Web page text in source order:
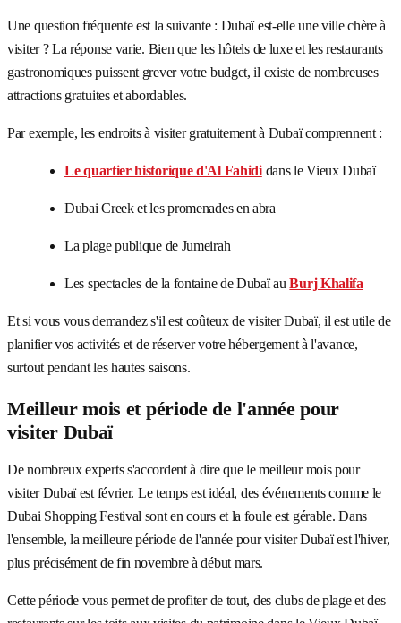
Une question fréquente est la suivante : Dubaï est-elle une ville chère à
visiter ? La réponse varie. Bien que les hôtels de luxe et les restaurants
gastronomiques puissent grever votre budget, il existe de nombreuses
attractions gratuites et abordables.
Par exemple, les endroits à visiter gratuitement à Dubaï comprennent :
Le quartier historique d'Al Fahididans le Vieux Dubaï
Dubai Creek et les promenades en abra
La plage publique de Jumeirah
Les spectacles de la fontaine de Dubaï auBurj Khalifa
Et si vous vous demandez s'il est coûteux de visiter Dubaï, il est utile de
planifier vos activités et de réserver votre hébergement à l'avance,
surtout pendant les hautes saisons.
Meilleur mois et période de l'année pour
visiter Dubaï
De nombreux experts s'accordent à dire que le meilleur mois pour
visiter Dubaï est février. Le temps est idéal, des événements comme le
Dubai Shopping Festival sont en cours et la foule est gérable. Dans
l'ensemble, la meilleure période de l'année pour visiter Dubaï est l'hiver,
plus précisément de fin novembre à début mars.
Cette période vous permet de profiter de tout, des clubs de plage et des